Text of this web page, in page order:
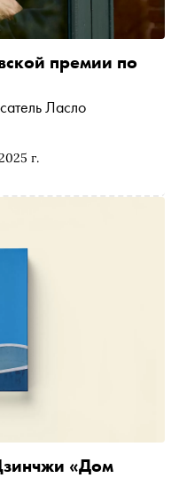
г.
премии по
Ласло
«Дом